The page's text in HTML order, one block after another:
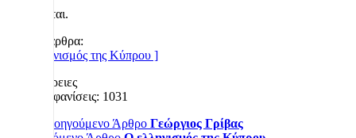
Συνεχίζεται.
Σχετικά άρθρα:
[ Ο Ελληνισμός της Κύπρου ]
Λεπτομέρειες
Εμφανίσεις: 1031
Προηγούμενο Άρθρο Γεώργιος Γρίβας